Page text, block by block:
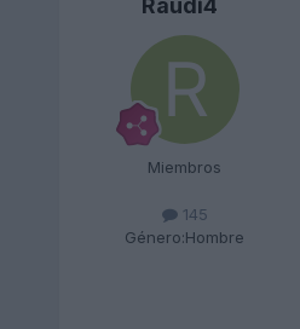
Raudi4
Miembros
145
Género:Hombre